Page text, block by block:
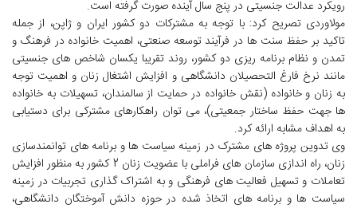
رویکرد عدالت جنسیتی در پنج سال آینده صورت گرفته است.
مولاوردی تصریح کرد: با توجه به مشترکات دو کشور ایران و ژاپن، از جمله
تاکید بر حفظ سنت ها در فرآیند توسعه صنعتی، اهمیت خانواده در فرهنگ و
تمدن و نظام برنامه ریزی دو کشور، روند تقریبا یکسان شاخص های جنسیتی
مانند نرخ فارغ التحصیلان دانشگاهی و افزایش اشتغال زنان و اهمیت توجه
به زنان و خانواده (نقش خانواده در حمایت از سالمندان، تسهیلات به خانواده
ها جهت حفظ ساختار جمعیتی)، می توان راهکارهای مشترکی برای دستیابی
به اهداف مشابه ارائه کرد.
وی تدوین پروژه های مشترک در زمینه سیاست ها و برنامه های توانمندسازی
زنان، راه اندازی سازمان های فراملی با عضویت زنان 2 کشور به منظور افزایش
تعاملات و تسهیل فعالیت های فرهنگی و به اشتراک گذاری تجربیات در زمینه
سیاست ها و برنامه های اتخاذ شده در حوزه دانش آموختگان دانشگاهی،